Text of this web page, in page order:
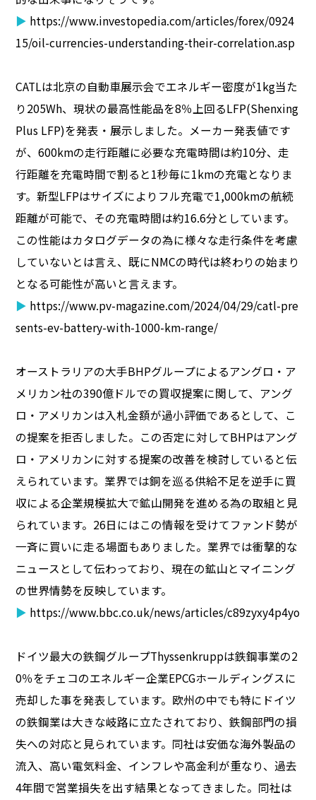
▶ https://www.investopedia.com/articles/forex/0924
15/oil-currencies-understanding-their-correlation.asp
CATLは北京の自動車展示会でエネルギー密度が1kg当た
り205Wh、現状の最高性能品を8％上回るLFP(Shenxing
Plus LFP)を発表・展示しました。メーカー発表値です
が、600kmの走行距離に必要な充電時間は約10分、走
行距離を充電時間で割ると1秒毎に1kmの充電となりま
す。新型LFPはサイズによりフル充電で1,000kmの航続
距離が可能で、その充電時間は約16.6分としています。
この性能はカタログデータの為に様々な走行条件を考慮
していないとは言え、既にNMCの時代は終わりの始まり
となる可能性が高いと言えます。
▶ https://www.pv-magazine.com/2024/04/29/catl-pre
sents-ev-battery-with-1000-km-range/
オーストラリアの大手BHPグループによるアングロ・ア
メリカン社の390億ドルでの買収提案に関して、アング
ロ・アメリカンは入札金額が過小評価であるとして、こ
の提案を拒否しました。この否定に対してBHPはアング
ロ・アメリカンに対する提案の改善を検討していると伝
えられています。業界では銅を巡る供給不足を逆手に買
収による企業規模拡大で鉱山開発を進める為の取組と見
られています。26日にはこの情報を受けてファンド勢が
一斉に買いに走る場面もありました。業界では衝撃的な
ニュースとして伝わっており、現在の鉱山とマイニング
の世界情勢を反映しています。
▶ https://www.bbc.co.uk/news/articles/c89zyxy4p4yo
ドイツ最大の鉄鋼グループThyssenkruppは鉄鋼事業の2
0％をチェコのエネルギー企業EPCGホールディングスに
売却した事を発表しています。欧州の中でも特にドイツ
の鉄鋼業は大きな岐路に立たされており、鉄鋼部門の損
失への対応と見られています。同社は安価な海外製品の
流入、高い電気料金、インフレや高金利が重なり、過去
4年間で営業損失を出す結果となってきました。同社は